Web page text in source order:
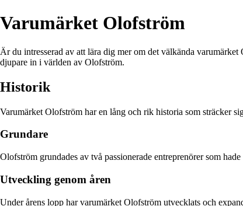
Varumärket Olofström
Är du intresserad av att lära dig mer om det välkända
djupare in i världen av Olofström.
Historik
Varumärket Olofström har en lång och rik historia som sträcker
Grundare
Olofström grundades av två passionerade entreprenörer som
Utveckling genom åren
Under årens lopp har varumärket Olofström utvecklats och